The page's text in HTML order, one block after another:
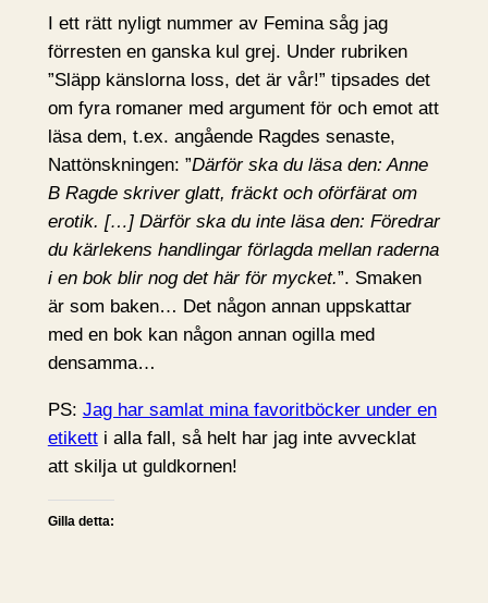
I ett rätt nyligt nummer av Femina såg jag
förresten en ganska kul grej. Under rubriken
”Släpp känslorna loss, det är vår!” tipsades det
om fyra romaner med argument för och emot att
läsa dem, t.ex. angående Ragdes senaste,
Nattönskningen: ”Därför ska du läsa den: Anne
B Ragde skriver glatt, fräckt och oförfärat om
erotik. […] Därför ska du inte läsa den: Föredrar
du kärlekens handlingar förlagda mellan raderna
i en bok blir nog det här för mycket.”. Smaken
är som baken… Det någon annan uppskattar
med en bok kan någon annan ogilla med
densamma…
PS: Jag har samlat mina favoritböcker under en
etiketti alla fall, så helt har jag inte avvecklat
att skilja ut guldkornen!
Gilla detta: